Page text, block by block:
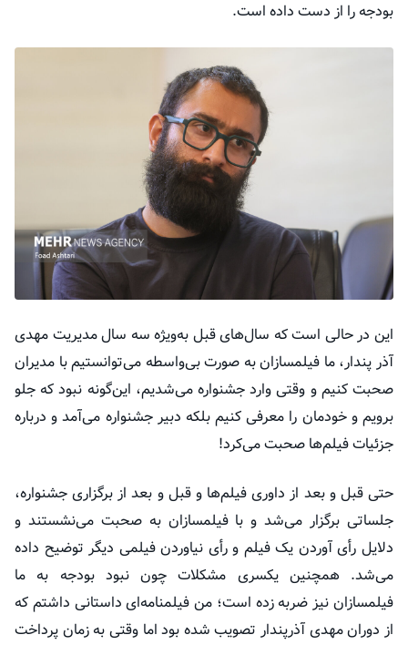
بودجه را از دست داده است.
این در حالی است که سال‌های قبل به‌ویژه سه سال مدیریت مهدی
آذر پندار، ما فیلمسازان به صورت بی‌واسطه می‌توانستیم با مدیران
صحبت کنیم و وقتی وارد جشنواره می‌شدیم، این‌گونه نبود که جلو
برویم و خودمان را معرفی کنیم بلکه دبیر جشنواره می‌آمد و درباره
جزئیات فیلم‌ها صحبت می‌کرد!
حتی قبل و بعد از داوری فیلم‌ها و قبل و بعد از برگزاری جشنواره،
جلساتی برگزار می‌شد و با فیلمسازان به صحبت می‌نشستند و
دلایل رأیآوردن یک فیلم ورأی نیاوردن فیلمی دیگر توضیح داده
می‌شد. همچنین یکسری مشکلات چون نبود بودجه به ما
فیلمسازان نیز ضربه زده است؛ من فیلمنامه‌ای داستانی داشتم که
از دوران مهدی آذرپندارتصویب شده بود اما وقتی به زمان پرداخت